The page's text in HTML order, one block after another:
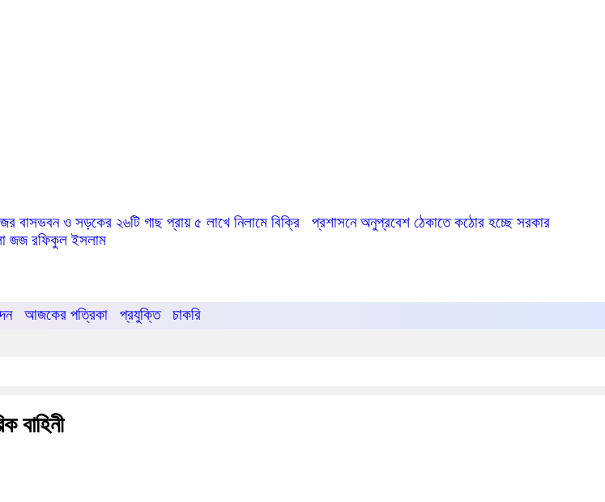
বাসভবন ও সড়কের ২৬টি গাছ প্রায় ৫ লাখে নিলামে বিক্রি
প্রশাসনে অনুপ্রবেশ ঠেকাতে কঠোর হচ্ছে সরকার
জজ রফিকুল ইসলাম
আজকের পত্রিকা প্রযুক্তি চাকরি
বাহিনী